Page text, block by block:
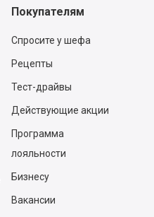
Покупателям
Спросите у шефа
Рецепты
Тест-драйвы
Действующие акции
Программа
лояльности
Бизнесу
Вакансии